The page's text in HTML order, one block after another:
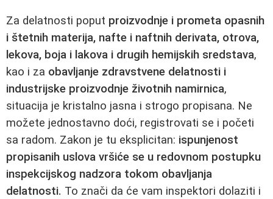
Za delatnosti poput proizvodnje i prometa opasnih
i štetnih materija, nafte i naftnih derivata, otrova,
lekova, boja i lakova i drugih hemijskih sredstava,
kao i za obavljanje zdravstvene delatnosti i
industrijske proizvodnje životnih namirnica,
situacija je kristalno jasna i strogo propisana. Ne
možete jednostavno doći, registrovati se i početi
sa radom. Zakon je tu eksplicitan: ispunjenost
propisanih uslova vršiće se u redovnom postupku
inspekcijskog nadzora tokom obavljanja
delatnosti. To znači da će vam inspektori dolaziti i